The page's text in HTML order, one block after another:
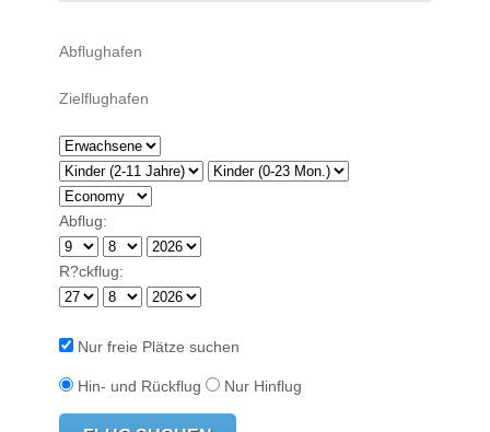
Abflug:
R?ckflug:
Nur freie Plätze suchen
Hin- und Rückflug Nur Hinflug